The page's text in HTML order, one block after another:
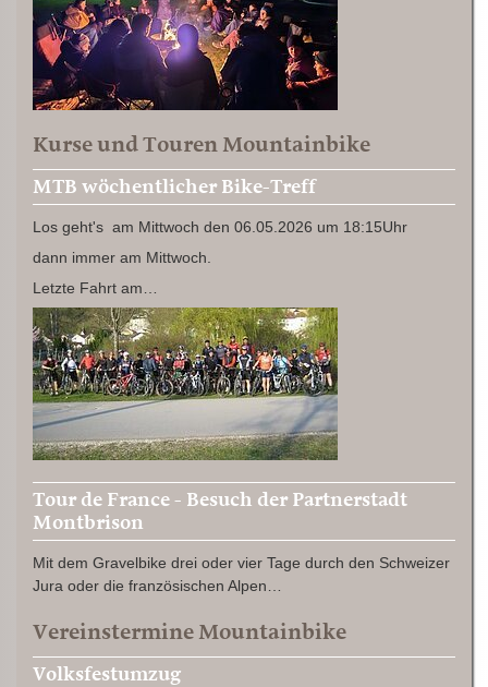
Kurse und Touren Mountainbike
MTB wöchentlicher Bike-Treff
Los geht's am Mittwoch den 06.05.2026 um 18:15Uhr
dann immer am Mittwoch.
Letzte Fahrt am…
Tour de France - Besuch der Partnerstadt
Montbrison
Mit dem Gravelbike drei oder vier Tage durch den Schweizer
Jura oder die französischen Alpen…
Vereinstermine Mountainbike
Volksfestumzug